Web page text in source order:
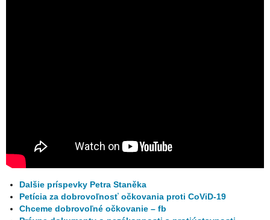
Dalšie príspevky Petra Staněka
Petícia za dobrovoľnosť očkovania proti CoViD-19
Chceme dobrovoľné očkovanie – fb